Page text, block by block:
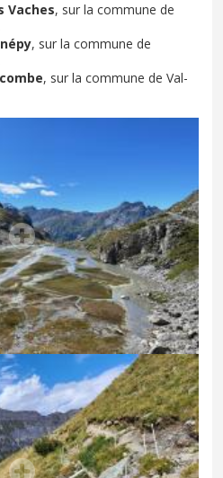
Vaches, sur la commune de
, sur la commune de
, sur la commune de Val-